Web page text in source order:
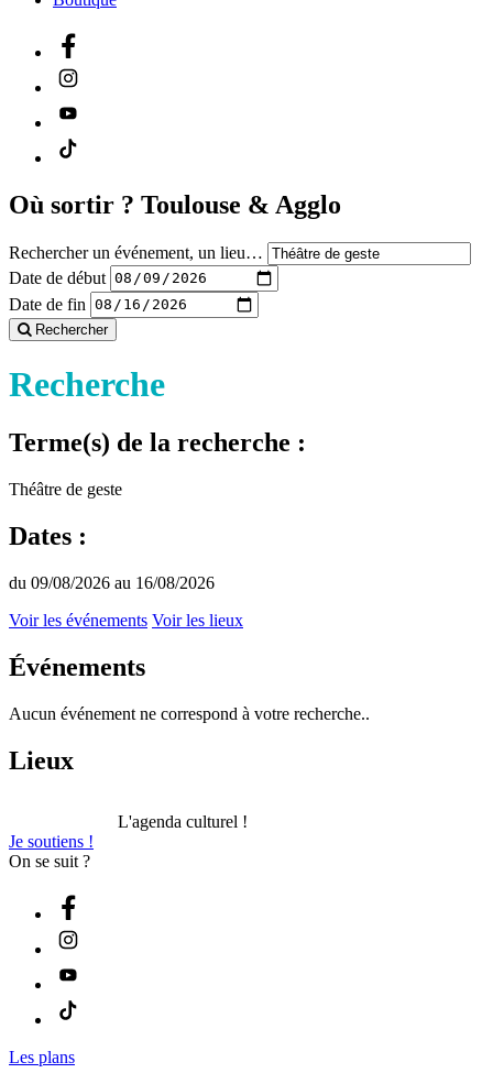
Où sortir ? Toulouse & Agglo
Rechercher un événement, un lieu…
Date de début
Date de fin
Rechercher
Recherche
Terme(s) de la recherche :
Théâtre de geste
Dates :
du 09/08/2026 au 16/08/2026
Voir les événements Voir les lieux
Événements
Aucun événement ne correspond à votre recherche..
Lieux
L'agenda culturel !
Je soutiens !
On se suit ?
Les plans